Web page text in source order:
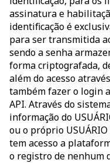
assinatura e
identificação é
para ser transmitida
sendo a senha
forma criptografada,
além do acesso
também fazer o login
API. Através do
informação do
ou o próprio USUÁRIO
tem acesso a
o registro de nenhum